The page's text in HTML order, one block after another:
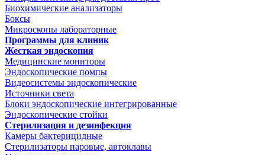
Биохимические анализаторы
Боксы
Микроскопы лабораторные
Программы для клиник
Жесткая эндоскопия
Медицинские мониторы
Эндоскопические помпы
Видеосистемы эндоскопические
Источники света
Блоки эндоскопические интегрированные
Эндоскопические стойки
Стерилизация и дезинфекция
Камеры бактерицидные
Стерилизаторы паровые, автоклавы